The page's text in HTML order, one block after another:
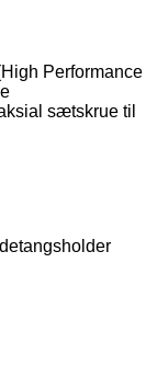
Performance
sætskrue til